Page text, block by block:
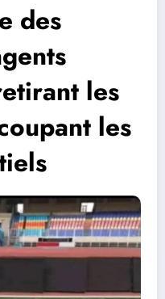
des
les
les